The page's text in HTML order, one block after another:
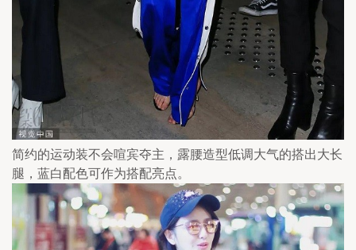
简约的运动装不会喧宾夺主，露腰造型低调大气的搭出大长
腿，蓝白配色可作为搭配亮点。